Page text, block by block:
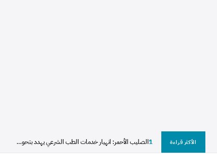
الأكثر قراءة 1 الصليب الأحمر: انهيار خدمات الطب الشرعي يهدد بتحول آلاف...